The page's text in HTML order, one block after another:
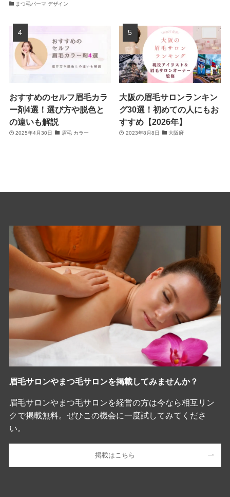
まつ毛パーマ デザイン
おすすめのセルフ眉毛カラ
ー剤4選！選び方や脱色と
の違いも解説
2025年4月30日 眉毛 カラー
大阪の眉毛サロンランキン
グ30選！初めての人にもお
すすめ【2026年】
2023年8月8日 大阪府
眉毛サロンやまつ毛サロンを掲載してみませんか？
眉毛サロンやまつ毛サロンを経営の方は今なら相互リン
クで掲載無料。ぜひこの機会に一度試してみてくださ
い。
掲載はこちら